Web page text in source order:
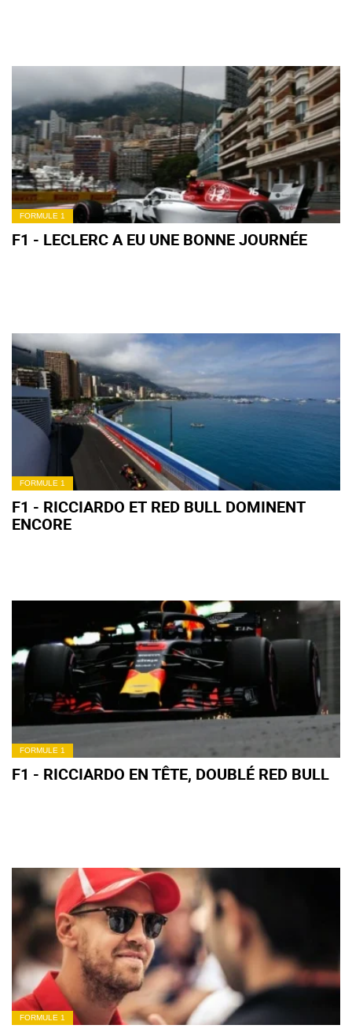
FORMULE 1
F1 - LECLERC A EU UNE BONNE JOURNÉE
FORMULE 1
F1 - RICCIARDO ET RED BULL DOMINENT
ENCORE
FORMULE 1
F1 - RICCIARDO EN TÊTE, DOUBLÉ RED BULL
FORMULE 1